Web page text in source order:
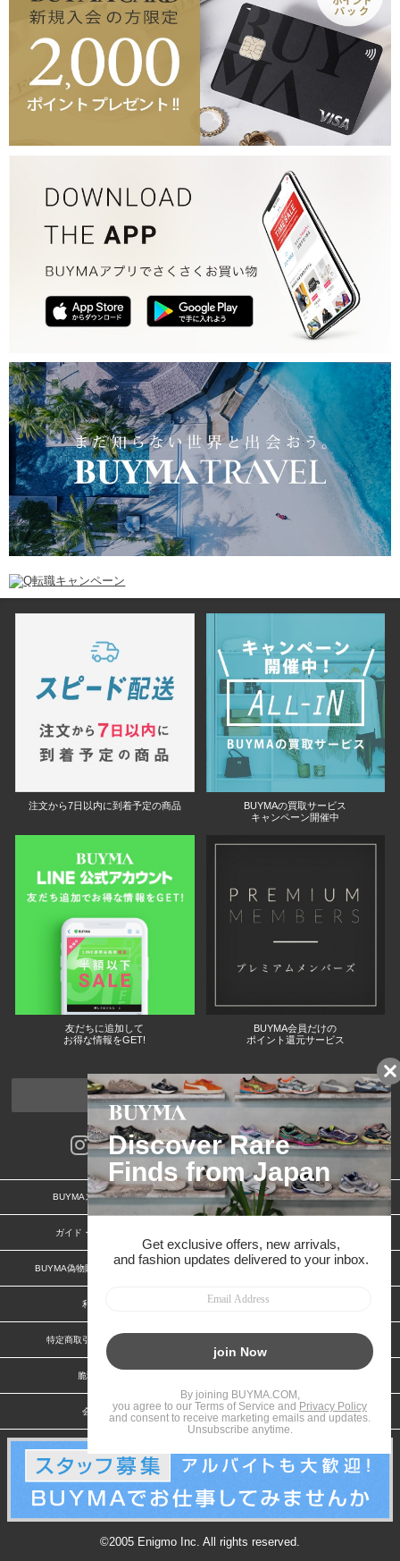
注文から7日以内に到着予定の商品
BUYMAの買取サービス
キャンペーン開催中
友だちに追加して
お得な情報をGET!
BUYMA会員だけの
ポイント還元サービス
ページトップへ
BUYMAスタートガイド 安心への取り組み
ガイド・お問い合わせ
BUYMA偽物販売防止の取り組み BUYMA CARD
利用規約
特定商取引法に関する表記
脆弱性報告
会社案内 スタッフ募集
©2005 Enigmo Inc. All rights reserved.